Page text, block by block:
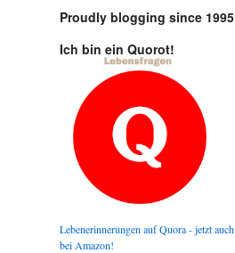
Proudly blogging since 1995
Ich bin ein Quorot!
Lebenerinnerungen auf Quora - jetzt auch
bei Amazon!